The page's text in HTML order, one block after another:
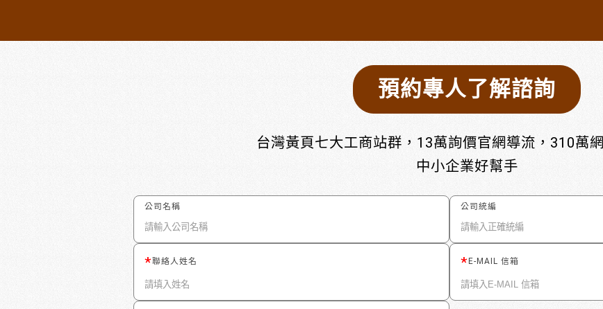
預約專人了解諮詢
台灣黃頁七大工商站群，13萬詢價官網導流，310萬
中小企業好幫手
公司名稱 公司統編
聯絡人姓名 E-MAIL 信箱